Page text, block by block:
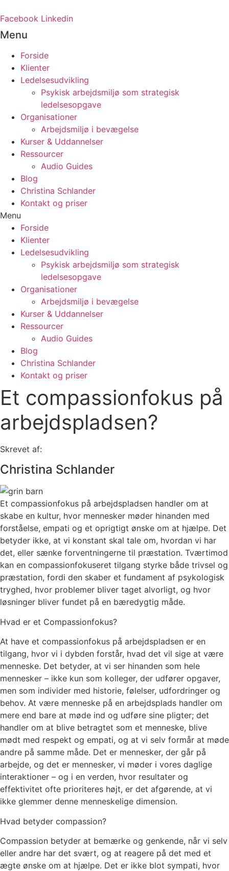
til
indhold
Facebook Linkedin
Menu
Forside
Klienter
Ledelsesudvikling
Psykisk arbejdsmiljø som strategisk
ledelsesopgave
Organisationer
Arbejdsmiljø i bevægelse
Kurser & Uddannelser
Ressourcer
Audio Guides
Blog
Christina Schlander
Kontakt og priser
Menu
Forside
Klienter
Ledelsesudvikling
Psykisk arbejdsmiljø som strategisk
ledelsesopgave
Organisationer
Arbejdsmiljø i bevægelse
Kurser & Uddannelser
Ressourcer
Audio Guides
Blog
Christina Schlander
Kontakt og priser
Et compassionfokus på
arbejdspladsen?
Skrevet af:
Christina Schlander
Et compassionfokus på arbejdspladsen handler om at
skabe en kultur, hvor mennesker møder hinanden med
forståelse, empati og et oprigtigt ønske om at hjælpe. Det
betyder ikke, at vi konstant skal tale om, hvordan vi har
det, eller sænke forventningerne til præstation. Tværtimod
kan en compassionfokuseret tilgang styrke både trivsel og
præstation, fordi den skaber et fundament af psykologisk
tryghed, hvor problemer bliver taget alvorligt, og hvor
løsninger bliver fundet på en bæredygtig måde.
Hvad er et Compassionfokus?
At have et compassionfokus på arbejdspladsen er en
tilgang, hvor vi i dybden forstår, hvad det vil sige at være
menneske. Det betyder, at vi ser hinanden som hele
mennesker – ikke kun som kolleger, der udfører opgaver,
men som individer med historie, følelser, udfordringer og
behov. At være menneske på en arbejdsplads handler om
mere end bare at møde ind og udføre sine pligter; det
handler om at blive betragtet som et menneske, blive
mødt med respekt og empati, og at vi selv formår at møde
andre på samme måde. Det er mennesker, der går på
arbejde, og det er mennesker, vi møder i vores daglige
interaktioner – og i en verden, hvor resultater og
effektivitet ofte prioriteres højt, er det afgørende, at vi
ikke glemmer denne menneskelige dimension.
Hvad betyder compassion?
Compassion betyder at bemærke og genkende, når vi selv
eller andre har det svært, og at reagere på det med et
ægte ønske om at hjælpe. Det er ikke blot sympati, hvor